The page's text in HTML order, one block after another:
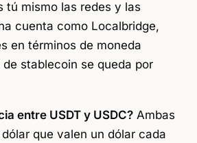
tú mismo las redes y las
cuenta como Localbridge,
en términos de moneda
stablecoin se queda por
entre USDT y USDC? Ambas
que valen un dólar cada